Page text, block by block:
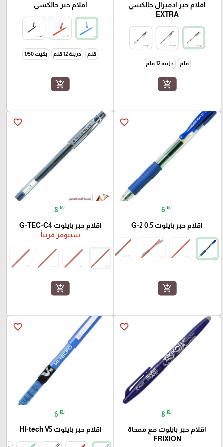
اقلام حبر ادميرال جالكسي
EXTRA
قلم دزينة 12 قلم
add_shopping_cart
اقلام حبر جالكسي
قلم دزينة 12 قلم بكيت 1/50
add_shopping_cart
favorite_border
6 ₪
اقلام حبر بايلوت G-2 0.5
add_shopping_cart
favorite_border
8 ₪
اقلام حبر بايلوت G-TEC-C4
سيتوفر قريباً
add_shopping_cart
favorite_border
8 ₪
اقلام حبر بايلوت مع ممحاة
FRIXION
favorite_border
6 ₪
اقلام حبر بايلوت HI-tech V5